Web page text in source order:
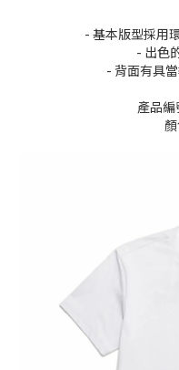
- 基本版型採用
- 出色
- 背面有具
產品